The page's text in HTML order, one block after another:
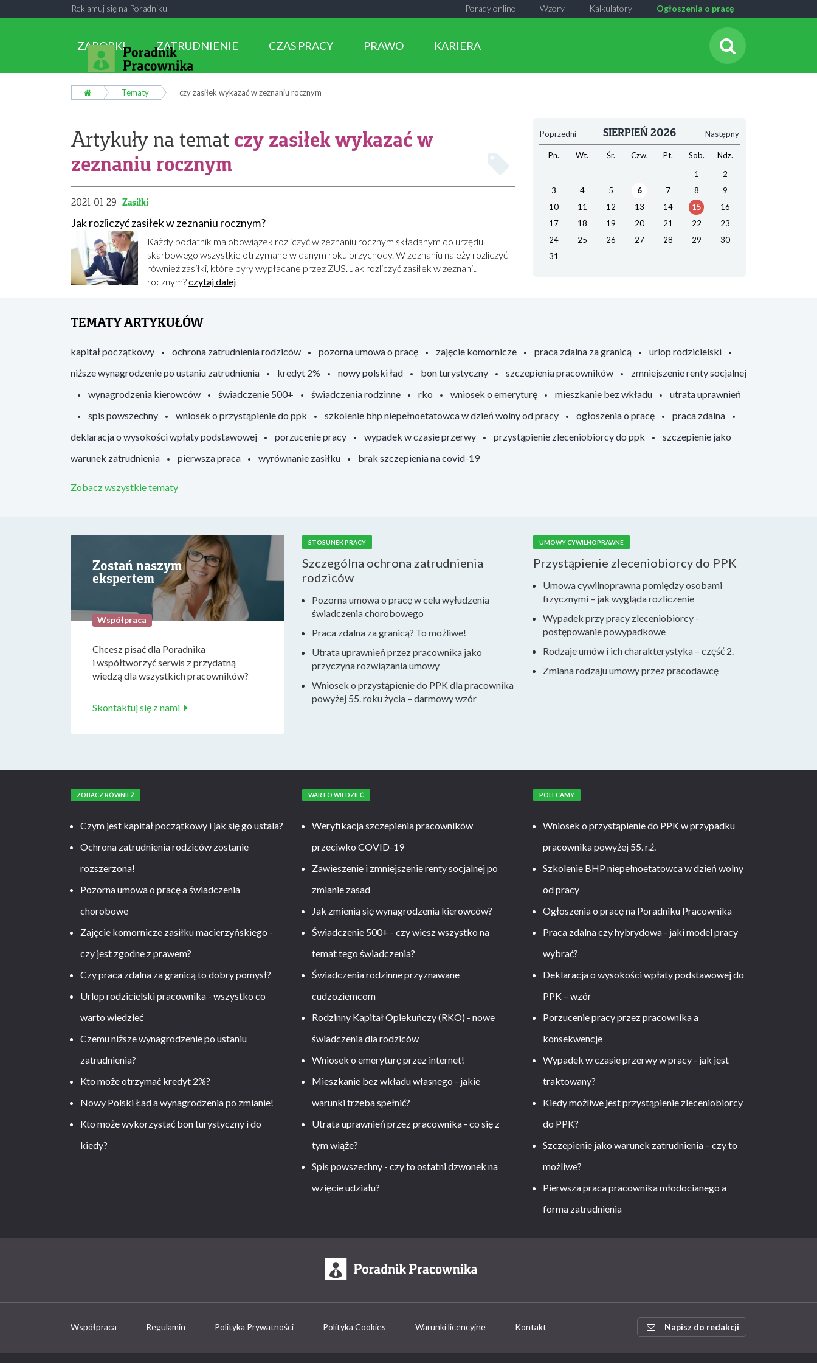
Reklamuj się na Poradniku Ogłoszenia o pracę
Kalkulatory
Wzory
Porady online
ZAROBKI ZATRUDNIENIE CZAS PRACY PRAWO KARIERA
Tematy czy zasiłek wykazać w zeznaniu rocznym
Artykuły na temat czy zasiłek wykazać w
zeznaniu rocznym
2021-01-29 Zasiłki
Jak rozliczyć zasiłek w zeznaniu rocznym?
Każdy podatnik ma obowiązek rozliczyć w zeznaniu rocznym składanym do urzędu
skarbowego wszystkie otrzymane w danym roku przychody. W zeznaniu należy rozliczyć
również zasiłki, które były wypłacane przez ZUS. Jak rozliczyć zasiłek w zeznaniu
rocznym?czytaj dalej
Poprzedni Następny
SIERPIEŃ 2026
Pn. Wt. Śr. Czw. Pt. Sob.
Ndz.
1
2
3
4 5 6 7 8
9
10
11 12 13 14 15
16
17
18 19 20 21 22
23
24
25 26 27 28 29
30
31
TEMATY ARTYKUŁÓW
kapitał początkowy ochrona zatrudnienia rodziców pozorna umowa o pracę zajęcie komornicze praca zdalna za granicą
urlop rodzicielski
niższe wynagrodzenie po ustaniu zatrudnienia
kredyt 2% nowy polski ład bon turystyczny szczepienia pracowników
zmniejszenie renty socjalnej
wynagrodzenia kierowców
świadczenie 500+ świadczenia rodzinne rko wniosek o emeryturę mieszkanie bez wkładu
utrata uprawnień
spis powszechny
wniosek o przystąpienie do ppk szkolenie bhp niepełnoetatowca w dzień wolny od pracy ogłoszenia o pracę
praca zdalna
deklaracja o wysokości wpłaty podstawowej
porzucenie pracy wypadek w czasie przerwy przystąpienie zleceniobiorcy do ppk
szczepienie jako
warunek zatrudnienia
pierwsza praca wyrównanie zasiłku brak szczepienia na covid-19
Zobacz wszystkie tematy
Zostań naszym
ekspertem
Współpraca
Chcesz pisać dla Poradnika
i współtworzyć serwis z przydatną
wiedzą dla wszystkich pracowników?
Skontaktuj się z nami
STOSUNEK PRACY
Szczególna ochrona zatrudnienia
rodziców
Pozorna umowa o pracę w celu wyłudzenia
świadczenia chorobowego
Praca zdalna za granicą? To możliwe!
Utrata uprawnień przez pracownika jako
przyczyna rozwiązania umowy
Wniosek o przystąpienie do PPK dla pracownika
powyżej 55. roku życia – darmowy wzór
UMOWY CYWILNOPRAWNE
Przystąpienie zleceniobiorcy do PPK
Umowa cywilnoprawna pomiędzy osobami
fizycznymi – jak wygląda rozliczenie
Wypadek przy pracy zleceniobiorcy -
postępowanie powypadkowe
Rodzaje umów i ich charakterystyka – część 2.
Zmiana rodzaju umowy przez pracodawcę
ZOBACZ RÓWNIEŻ
Czym jest kapitał początkowy i jak się go ustala?
Ochrona zatrudnienia rodziców zostanie
rozszerzona!
Pozorna umowa o pracę a świadczenia
chorobowe
Zajęcie komornicze zasiłku macierzyńskiego -
czy jest zgodne z prawem?
Czy praca zdalna za granicą to dobry pomysł?
Urlop rodzicielski pracownika - wszystko co
warto wiedzieć
Czemu niższe wynagrodzenie po ustaniu
zatrudnienia?
Kto może otrzymać kredyt 2%?
Nowy Polski Ład a wynagrodzenia po zmianie!
Kto może wykorzystać bon turystyczny i do
kiedy?
WARTO WIEDZIEĆ
Weryfikacja szczepienia pracowników
przeciwko COVID-19
Zawieszenie i zmniejszenie renty socjalnej po
zmianie zasad
Jak zmienią się wynagrodzenia kierowców?
Świadczenie 500+ - czy wiesz wszystko na
temat tego świadczenia?
Świadczenia rodzinne przyznawane
cudzoziemcom
Rodzinny Kapitał Opiekuńczy (RKO) - nowe
świadczenia dla rodziców
Wniosek o emeryturę przez internet!
Mieszkanie bez wkładu własnego - jakie
warunki trzeba spełnić?
Utrata uprawnień przez pracownika - co się z
tym wiąże?
Spis powszechny - czy to ostatni dzwonek na
wzięcie udziału?
POLECAMY
Wniosek o przystąpienie do PPK w przypadku
pracownika powyżej 55. r.ż.
Szkolenie BHP niepełnoetatowca w dzień wolny
od pracy
Ogłoszenia o pracę na Poradniku Pracownika
Praca zdalna czy hybrydowa - jaki model pracy
wybrać?
Deklaracja o wysokości wpłaty podstawowej do
PPK – wzór
Porzucenie pracy przez pracownika a
konsekwencje
Wypadek w czasie przerwy w pracy - jak jest
traktowany?
Kiedy możliwe jest przystąpienie zleceniobiorcy
do PPK?
Szczepienie jako warunek zatrudnienia – czy to
możliwe?
Pierwsza praca pracownika młodocianego a
forma zatrudnienia
Współpraca Regulamin Polityka Prywatności Polityka Cookies Warunki licencyjne Kontakt Napisz do redakcji